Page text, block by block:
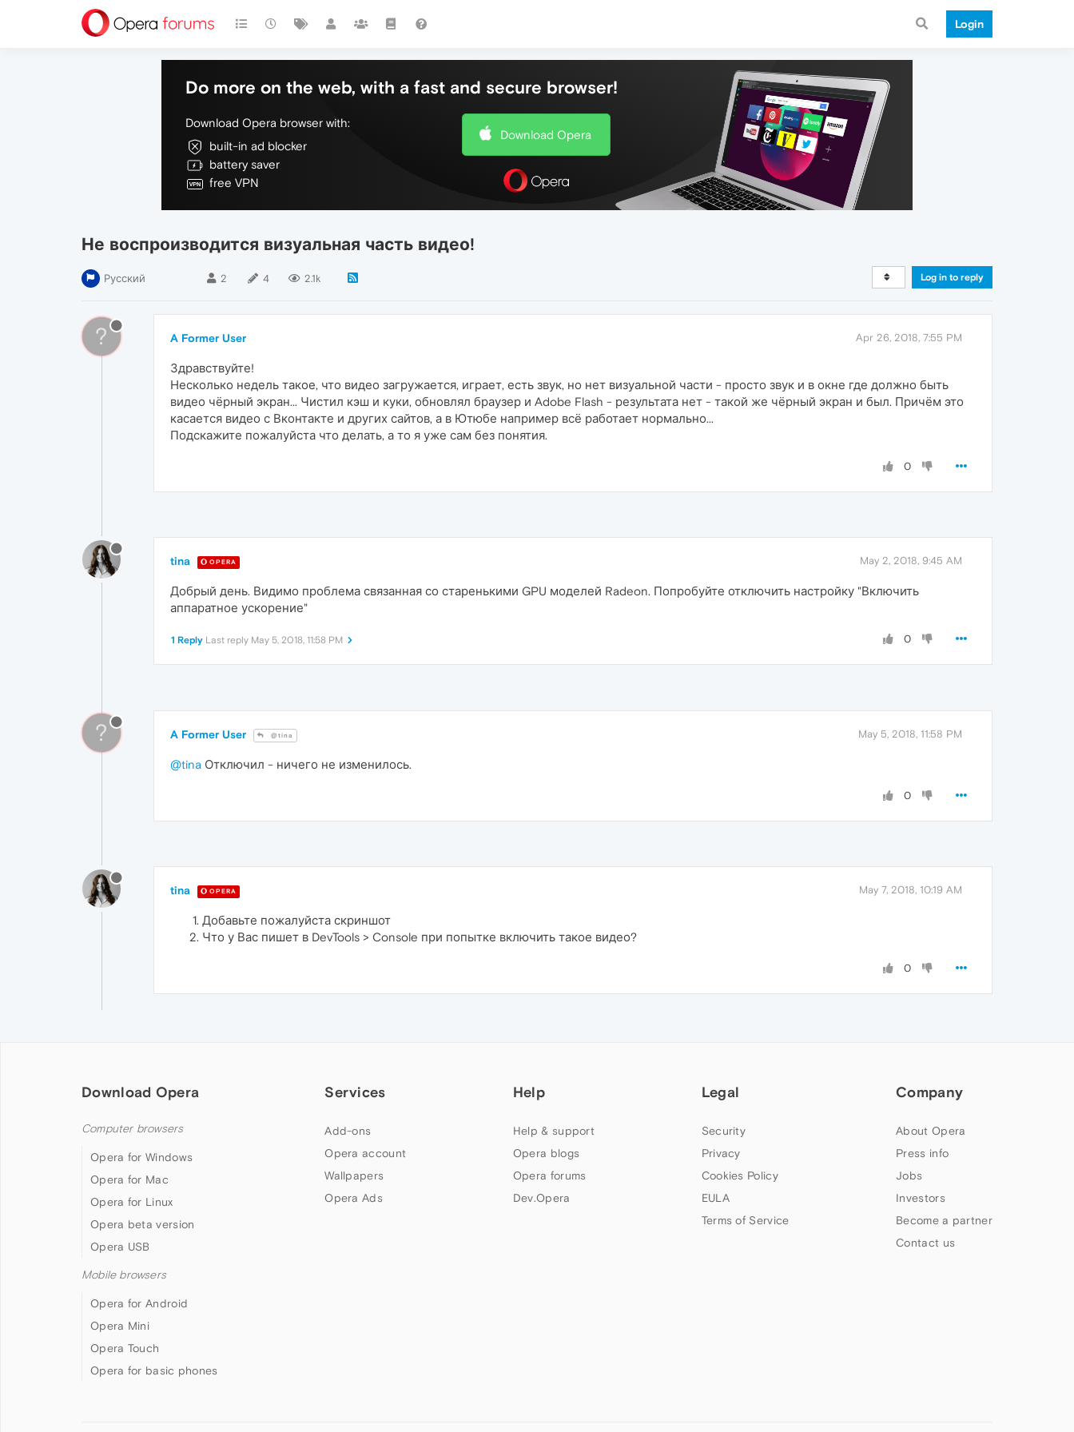
Login
Do more on the web, with a fast and secure browser!
Download Opera browser with:
built-in ad blocker
battery saver
free VPN
Download Opera
Не воспроизводится визуальная часть видео!
Русский 2 4 2.1k Log in to reply
? A Former User Apr 26, 2018, 7:55 PM
Здравствуйте!
Несколько недель такое, что видео загружается, играет, есть звук, но нет визуальной части - просто звук и в окне где должно быть
видео чёрный экран... Чистил кэш и куки, обновлял браузер и Adobe Flash - результата нет - такой же чёрный экран и был. Причём это
касается видео с Вконтакте и других сайтов, а в Ютюбе например всё работает нормально...
Подскажите пожалуйста что делать, а то я уже сам без понятия.
0
tina OPERA May 2, 2018, 9:45 AM
Добрый день. Видимо проблема связанная со старенькими GPU моделей Radeon. Попробуйте отключить настройку "Включить
аппаратное ускорение"
0
1 Reply Last reply May 5, 2018, 11:58 PM
? A Former User @tina May 5, 2018, 11:58 PM
@tina Отключил - ничего не изменилось.
0
tina OPERA May 7, 2018, 10:19 AM
Добавьте пожалуйста скриншот
Что у Вас пишет в DevTools > Console при попытке включить такое видео?
0
Download Opera
Computer browsers
Opera for Windows
Opera for Mac
Opera for Linux
Opera beta version
Opera USB
Mobile browsers
Opera for Android
Opera Mini
Opera Touch
Opera for basic phones
Services
Add-ons
Opera account
Wallpapers
Opera Ads
Help
Help & support
Opera blogs
Opera forums
Dev.Opera
Legal
Security
Privacy
Cookies Policy
EULA
Terms of Service
Company
About Opera
Press info
Jobs
Investors
Become a partner
Contact us